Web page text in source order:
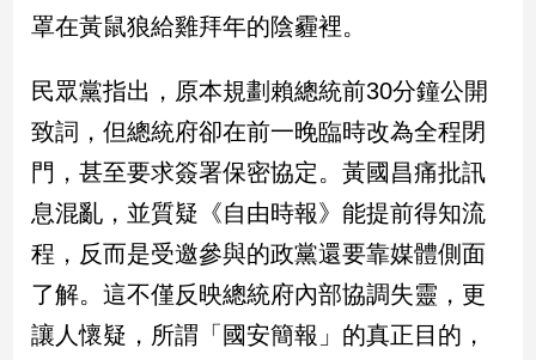
點
觀
點
兩
岸/
際
社
會/
地
罩在黃鼠狼給雞拜年的陰霾裡。
民眾黨指出，原本規劃賴總統前30分鐘公開
致詞，但總統府卻在前一晚臨時改為全程閉
門，甚至要求簽署保密協定。黃國昌痛批訊
息混亂，並質疑《自由時報》能提前得知流
程，反而是受邀參與的政黨還要靠媒體側面
了解。這不僅反映總統府內部協調失靈，更
讓人懷疑，所謂「國安簡報」的真正目的，